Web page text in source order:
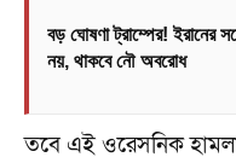
বড় ঘোষণা ট্রাম্পের! ইরানের
নয়, থাকবে নৌ অবরোধ
তবে এই ওরেসনিক